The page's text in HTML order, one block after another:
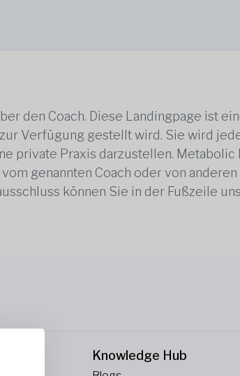
den Coach. Diese Landingpage ist
zur Verfügung gestellt wird. Sie wird
private Praxis darzustellen.
genannten Coach oder von
können Sie in der Fußzeile
Knowledge Hub